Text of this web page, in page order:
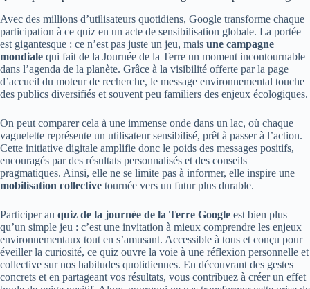
Avec des millions d’utilisateurs quotidiens, Google transforme chaque
participation à ce quiz en un acte de sensibilisation globale. La portée
est gigantesque : ce n’est pas juste un jeu, mais une campagne
mondiale qui fait de la Journée de la Terre un moment incontournable
dans l’agenda de la planète. Grâce à la visibilité offerte par la page
d’accueil du moteur de recherche, le message environnemental touche
des publics diversifiés et souvent peu familiers des enjeux écologiques.
On peut comparer cela à une immense onde dans un lac, où chaque
vaguelette représente un utilisateur sensibilisé, prêt à passer à l’action.
Cette initiative digitale amplifie donc le poids des messages positifs,
encouragés par des résultats personnalisés et des conseils
pragmatiques. Ainsi, elle ne se limite pas à informer, elle inspire une
mobilisation collective tournée vers un futur plus durable.
Participer au quiz de la journée de la Terre Google est bien plus
qu’un simple jeu : c’est une invitation à mieux comprendre les enjeux
environnementaux tout en s’amusant. Accessible à tous et conçu pour
éveiller la curiosité, ce quiz ouvre la voie à une réflexion personnelle et
collective sur nos habitudes quotidiennes. En découvrant des gestes
concrets et en partageant vos résultats, vous contribuez à créer un effet